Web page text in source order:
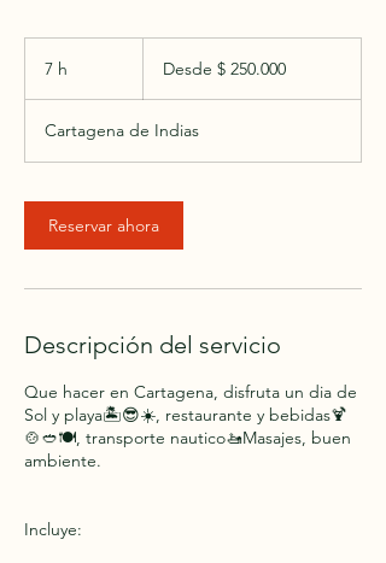
7 h
pesosDesde $ 250.000
Cartagena de Indias
Reservar ahora
Descripción del servicio
Que hacer en Cartagena, disfruta un dia de
Sol y playa🏝️😎☀️, restaurante y bebidas🍹
🍲🥙🍽️, transporte nautico🚤Masajes, buen
ambiente.
Incluye: